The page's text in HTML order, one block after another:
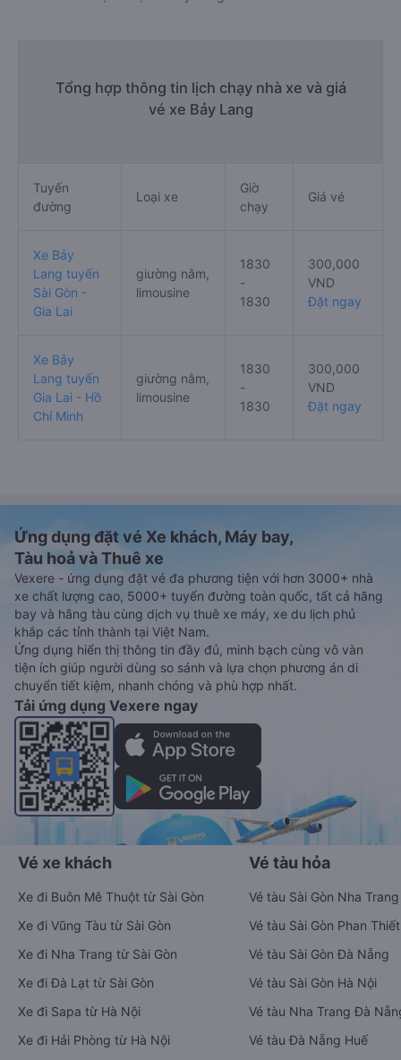
Tổng hợp thông tin lịch chạy nhà xe và giá
vé xe Bảy Lang
Tuyến
đường
Loại xe
Giờ
chạy
Giá vé
Xe Bảy
Lang tuyến
Sài Gòn -
Gia Lai
giường nằm,
limousine
1830
-
1830
300,000
VND
Đặt ngay
Xe Bảy
Lang tuyến
Gia Lai - Hồ
Chí Minh
giường nằm,
limousine
1830
-
1830
300,000
VND
Đặt ngay
Ứng dụng đặt vé Xe khách, Máy bay,
Tàu hoả và Thuê xe
Vexere - ứng dụng đặt vé đa phương tiện với hơn 3000+ nhà
xe chất lượng cao, 5000+ tuyến đường toàn quốc, tất cả hãng
bay và hãng tàu cùng dịch vụ thuê xe máy, xe du lịch phủ
khắp các tỉnh thành tại Việt Nam.
Ứng dụng hiển thị thông tin đầy đủ, minh bạch cùng vô vàn
tiện ích giúp người dùng so sánh và lựa chọn phương án di
chuyển tiết kiệm, nhanh chóng và phù hợp nhất.
Tải ứng dụng Vexere ngay
Vé xe khách
Xe đi Buôn Mê Thuột từ Sài Gòn
Xe đi Vũng Tàu từ Sài Gòn
Xe đi Nha Trang từ Sài Gòn
Xe đi Đà Lạt từ Sài Gòn
Xe đi Sapa từ Hà Nội
Xe đi Hải Phòng từ Hà Nội
Vé tàu hỏa
Vé tàu Sài Gòn Nha Trang
Vé tàu Sài Gòn Phan Thiết
Vé tàu Sài Gòn Đà Nẵng
Vé tàu Sài Gòn Hà Nội
Vé tàu Nha Trang Đà
Vé tàu Đà Nẵng Huế